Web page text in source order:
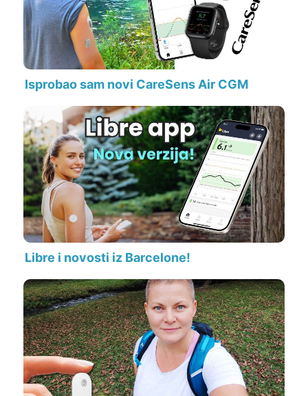
Isprobao sam novi CareSens Air CGM
Libre i novosti iz Barcelone!